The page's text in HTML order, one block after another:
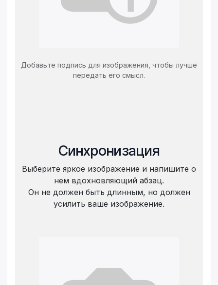
Добавьте подпись для изображения, чтобы лучше
передать его смысл.
Синхронизация
Выберите яркое изображение и напишите о
нем вдохновляющий абзац.
Он не должен быть длинным, но должен
усилить ваше изображение.